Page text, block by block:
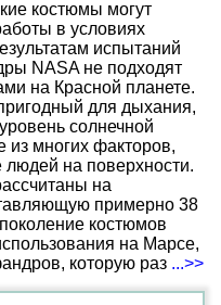
костюмы могут
в условиях
испытаний
NASA не подходят
на Красной планете.
для дыхания,
солнечной
из многих факторов,
на поверхности.
на
примерно 38
костюмов
на Марсе,
которую раз ...>>